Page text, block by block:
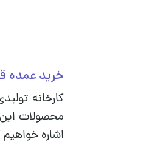
خرید عمده
کارخانه
محصولات
اشاره